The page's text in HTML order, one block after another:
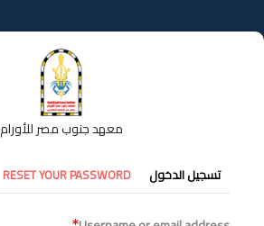
إلى
المحتوى
معهد جنوب مصر للأورام
التبويبات
الأساسية
تسجيل الدخول RESET YOUR PASSWORD